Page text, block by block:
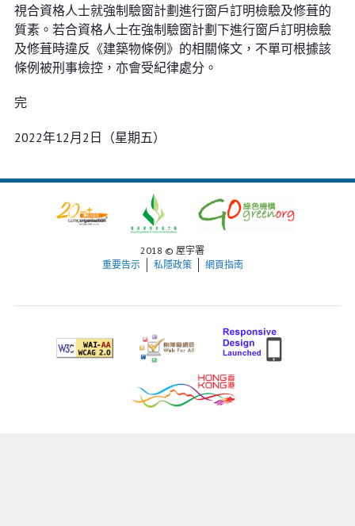
視合資格人士就強制驗窗計劃進行窗戶訂明檢驗及修葺的
質素。若合資格人士在強制驗窗計劃下進行窗戶訂明檢驗
及修葺時違反《建築物條例》的相關條文，不單可根據該
條例被刑事檢控，亦會受紀律處分。
完
2022年12月2日（星期五）
2018 © 屋宇署
重要告示
私隱政策 網頁指南